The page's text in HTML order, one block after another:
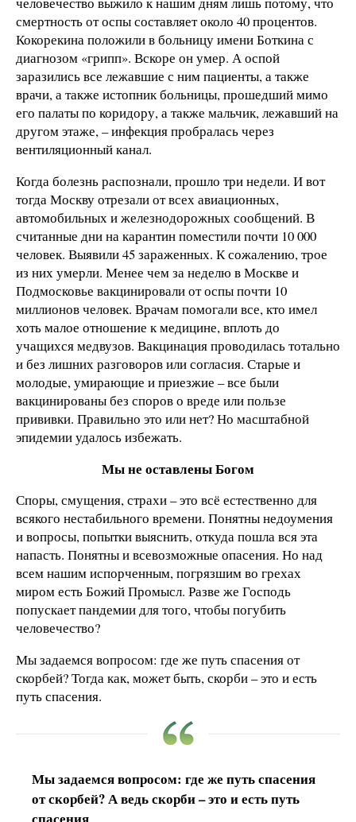
смертность от оспы составляет около 40 процентов.
Кокорекина положили в больницу имени Боткина с
диагнозом «грипп». Вскоре он умер. А оспой
заразились все лежавшие с ним пациенты, а также
врачи, а также истопник больницы, прошедший мимо
его палаты по коридору, а также мальчик, лежавший на
другом этаже, – инфекция пробралась через
вентиляционный канал.
Когда болезнь распознали, прошло три недели. И вот
тогда Москву отрезали от всех авиационных,
автомобильных и железнодорожных сообщений. В
считанные дни на карантин поместили почти 10 000
человек. Выявили 45 зараженных. К сожалению, трое
из них умерли. Менее чем за неделю в Москве и
Подмосковье вакцинировали от оспы почти 10
миллионов человек. Врачам помогали все, кто имел
хоть малое отношение к медицине, вплоть до
учащихся медвузов. Вакцинация проводилась тотально
и без лишних разговоров или согласия. Старые и
молодые, умирающие и приезжие – все были
вакцинированы без споров о вреде или пользе
прививки. Правильно это или нет? Но масштабной
эпидемии удалось избежать.
Мы не оставлены Богом
Споры, смущения, страхи – это всё естественно для
всякого нестабильного времени. Понятны недоумения
и вопросы, попытки выяснить, откуда пошла вся эта
напасть. Понятны и всевозможные опасения. Но над
всем нашим испорченным, погрязшим во грехах
миром есть Божий Промысл. Разве же Господь
попускает пандемии для того, чтобы погубить
человечество?
Мы задаемся вопросом: где же путь спасения от
скорбей? Тогда как, может быть, скорби – это и есть
путь спасения.
Мы задаемся вопросом: где же путь спасения
от скорбей? А ведь скорби – это и есть путь